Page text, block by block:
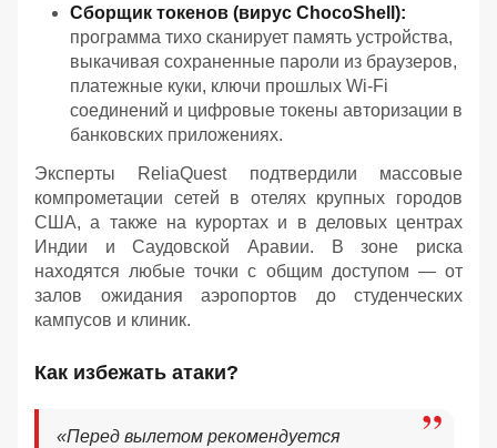
Сборщик токенов (вирус ChocoShell):
программа тихо сканирует память устройства,
выкачивая сохраненные пароли из браузеров,
платежные куки, ключи прошлых Wi-Fi
соединений и цифровые токены авторизации в
банковских приложениях.
Эксперты ReliaQuest подтвердили массовые
компрометации сетей в отелях крупных городов
США, а также на курортах и в деловых центрах
Индии и Саудовской Аравии. В зоне риска
находятся любые точки с общим доступом — от
залов ожидания аэропортов до студенческих
кампусов и клиник.
Как избежать атаки?
«Перед вылетом рекомендуется